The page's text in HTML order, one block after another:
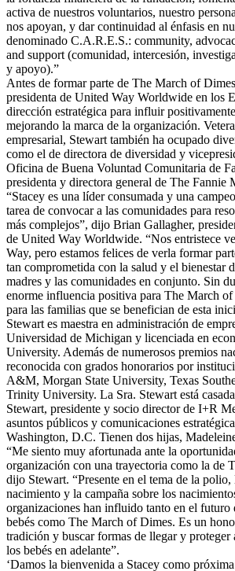
activa de nuestros voluntarios, nuestro
nos apoyan, y dar continuidad al énfasis en
denominado C.A.R.E.S.: community,
and support (comunidad, intercesión,
y apoyo).”
Antes de formar parte de The March of
presidenta de United Way Worldwide en los
dirección estratégica para influir
mejorando la marca de la organización.
empresarial, Stewart también ha ocupado
como el de directora de diversidad y
Oficina de Buena Voluntad Comunitaria de
presidenta y directora general de The Fannie
“Stacey es una líder consumada y una
tarea de convocar a las comunidades para
más complejos”, dijo Brian Gallagher,
de United Way Worldwide. “Nos entristece
Way, pero estamos felices de verla formar
tan comprometida con la salud y el bienestar
madres y las comunidades en conjunto. Sin
enorme influencia positiva para The March
para las familias que se benefician de esta
Stewart es maestra en administración de
Universidad de Michigan y licenciada en
University. Además de numerosos premios
reconocida con grados honorarios por
A&M, Morgan State University, Texas
Trinity University. La Sra. Stewart está
Stewart, presidente y socio director de I+R
asuntos públicos y comunicaciones
Washington, D.C. Tienen dos hijas,
“Me siento muy afortunada ante la
organización con una trayectoria como la de
dijo Stewart. “Presente en el tema de la polio,
nacimiento y la campaña sobre los
organizaciones han influido tanto en el futuro
bebés como The March of Dimes. Es un
tradición y buscar formas de llegar y proteger
los bebés en adelante”.
‘Damos la bienvenida a Stacey como